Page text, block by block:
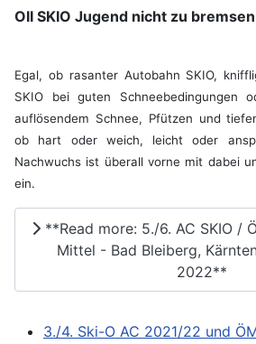
OII SKIO Jugend nicht zu bremsen
Egal, ob rasanter Autobahn SKIO,
SKIO bei guten Schneebedingungen
auflösendem Schnee, Pfützen und
ob hart oder weich, leicht oder
Nachwuchs ist überall vorne mit dabei
ein.
**Read more: 5./6. AC SKIO /
Mittel - Bad Bleiberg,
2022**
3./4. Ski-O AC 2021/22 und